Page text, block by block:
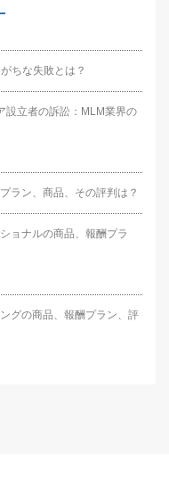
ちな失敗とは？
設立者の訴訟：MLM業界の
ラン、商品、その評判は？
ョナルの商品、報酬プラ
グの商品、報酬プラン、評